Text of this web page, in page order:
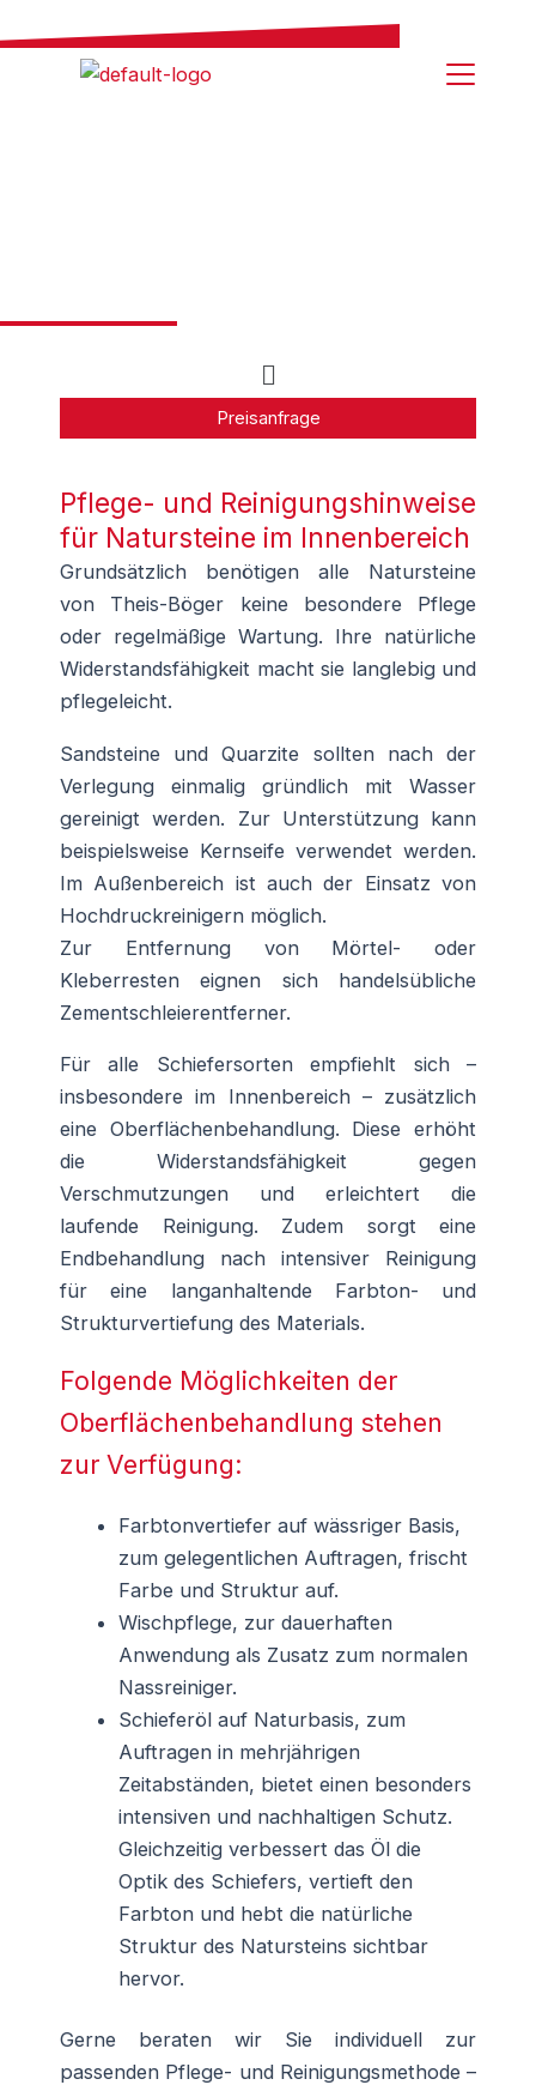
Inhalt
Menü
Preisanfrage
Pflege- und Reinigungshinweise
für Natursteine im Innenbereich
Grundsätzlich benötigen alle Natursteine
von Theis-Böger keine besondere Pflege
oder regelmäßige Wartung. Ihre natürliche
Widerstandsfähigkeit macht sie langlebig und
pflegeleicht.
Sandsteine und Quarzite sollten nach der
Verlegung einmalig gründlich mit Wasser
gereinigt werden. Zur Unterstützung kann
beispielsweise Kernseife verwendet werden.
Im Außenbereich ist auch der Einsatz von
Hochdruckreinigern möglich.
Zur Entfernung von Mörtel- oder
Kleberresten eignen sich handelsübliche
Zementschleierentferner.
Für alle Schiefersorten empfiehlt sich –
insbesondere im Innenbereich – zusätzlich
eine Oberflächenbehandlung. Diese erhöht
die Widerstandsfähigkeit gegen
Verschmutzungen und erleichtert die
laufende Reinigung. Zudem sorgt eine
Endbehandlung nach intensiver Reinigung
für eine langanhaltende Farbton- und
Strukturvertiefung des Materials.
Folgende Möglichkeiten der
Oberflächenbehandlung stehen
zur Verfügung:
Farbtonvertiefer auf wässriger Basis,
zum gelegentlichen Auftragen, frischt
Farbe und Struktur auf.
Wischpflege, zur dauerhaften
Anwendung als Zusatz zum normalen
Nassreiniger.
Schieferöl auf Naturbasis, zum
Auftragen in mehrjährigen
Zeitabständen, bietet einen besonders
intensiven und nachhaltigen Schutz.
Gleichzeitig verbessert das Öl die
Optik des Schiefers, vertieft den
Farbton und hebt die natürliche
Struktur des Natursteins sichtbar
hervor.
Gerne beraten wir Sie individuell zur
passenden Pflege- und Reinigungsmethode –